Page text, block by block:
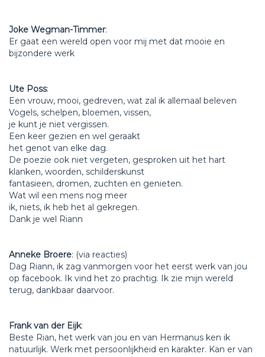
Joke Wegman-Timmer:
Er gaat een wereld open voor mij met dat mooie en
bijzondere werk
Ute Poss:
Een vrouw, mooi, gedreven, wat zal ik allemaal beleven
Vogels, schelpen, bloemen, vissen,
je kunt je niet vergissen.
Een keer gezien en wel geraakt
het genot van elke dag.
De poezie ook niet vergeten, gesproken uit het hart
klanken, woorden, schilderskunst
fantasieen, dromen, zuchten en genieten.
Wat wil een mens nog meer
ik, niets, ik heb het al gekregen.
Dank je wel Riann
Anneke Broere: (via reacties)
Dag Riann, ik zag vanmorgen voor het eerst werk van jou
op facebook. Ik vind het zo prachtig. Ik zie mijn wereld
terug, dankbaar daarvoor.
Frank van der Eijk:
Beste Rian, het werk van jou en van Hermanus ken ik
natuurlijk. Werk met persoonlijkheid en karakter. Kan er van